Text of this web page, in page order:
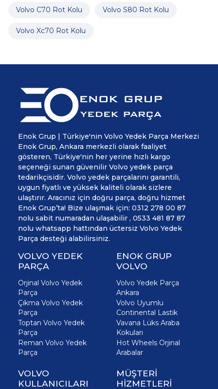
Volvo C70 Rot Kolu Volvo S80 Rot Kolu
Volvo Xc70 Rot Kolu
Enok Grup | Türkiye'nin Volvo Yedek Parça Merkezi
Enok Grup, Ankara merkezli olarak faaliyet
gösteren, Türkiye'nin her yerine hızlı kargo
seçeneği sunan güvenilir Volvo yedek parça
tedarikçisidir. Volvo yedek parçalarını garantili,
uygun fiyatlı ve yüksek kaliteli olarak sizlere
ulaştırır. Aracınız için doğru parça, doğru hizmet
Enok Grup’ta! Bize ulaşmak için: 0312 278 00 87
nolu sabit numaradan ulaşabilir , 0533 481 87 87
nolu whatsapp hattından üctersiz Volvo Yedek
Parça desteği alabilirsiniz.
VOLVO YEDEK
PARÇA
Orjinal Volvo Yedek
Parça
Çıkma Volvo Yedek
Parça
Toptan Volvo Yedek
Parça
Reman Volvo Yedek
Parça
ENOK GRUP
VOLVO
Volvo Yedek Parça
Ankara
Volvo Uyumlu
Continental Lastik
Vavana Lüks Araba
Kokuları
Hot Wheels Orjinal
Arabalar
VOLVO
KULLANICILARI
MÜŞTERİ
HİZMETLERİ